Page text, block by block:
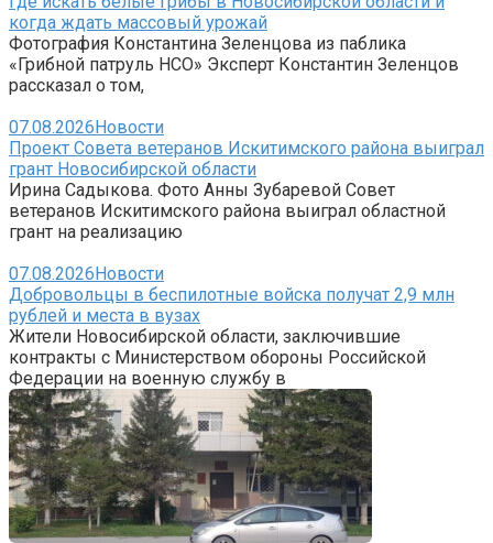
когда ждать массовый урожай
Фотография Константина Зеленцова из паблика
«Грибной патруль НСО» Эксперт Константин Зеленцов
рассказал о том,
07.08.2026Новости
Проект Совета ветеранов Искитимского района выиграл
грант Новосибирской области
Ирина Садыкова. Фото Анны Зубаревой Совет
ветеранов Искитимского района выиграл областной
грант на реализацию
07.08.2026Новости
Добровольцы в беспилотные войска получат 2,9 млн
рублей и места в вузах
Жители Новосибирской области, заключившие
контракты с Министерством обороны Российской
Федерации на военную службу в